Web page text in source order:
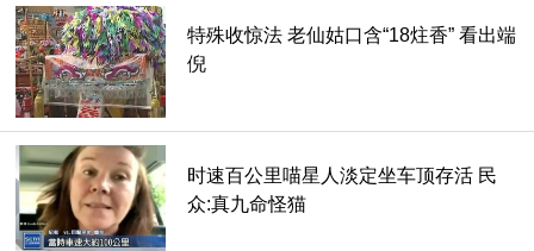
特殊收惊法 老仙姑口含“18炷香” 看出端
倪
时速百公里喵星人淡定坐车顶存活 民
众:真九命怪猫